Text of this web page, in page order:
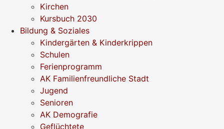
Kirchen
Kursbuch 2030
Bildung & Soziales
Kindergärten & Kinderkrippen
Schulen
Ferienprogramm
AK Familienfreundliche Stadt
Jugend
Senioren
AK Demografie
Geflüchtete